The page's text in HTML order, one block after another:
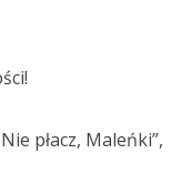
płacz, Maleńki”,